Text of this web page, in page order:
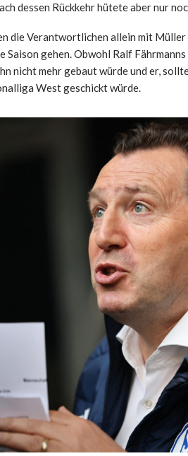
dessen Rückkehr hütete aber nur
die Verantwortlichen allein mit
Saison gehen. Obwohl Ralf
nicht mehr gebaut würde und er,
West geschickt würde.